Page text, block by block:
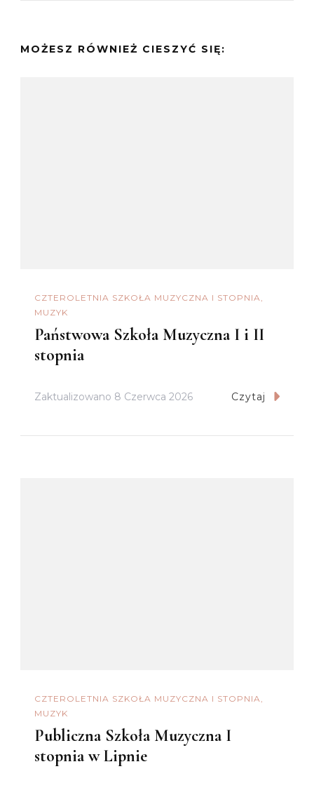
MOŻESZ RÓWNIEŻ CIESZYĆ SIĘ:
CZTEROLETNIA SZKOŁA MUZYCZNA I STOPNIA
MUZYK
Państwowa Szkoła Muzyczna I i II
stopnia
Zaktualizowano 8 Czerwca 2026 Czytaj
CZTEROLETNIA SZKOŁA MUZYCZNA I STOPNIA
MUZYK
Publiczna Szkoła Muzyczna I
stopnia w Lipnie